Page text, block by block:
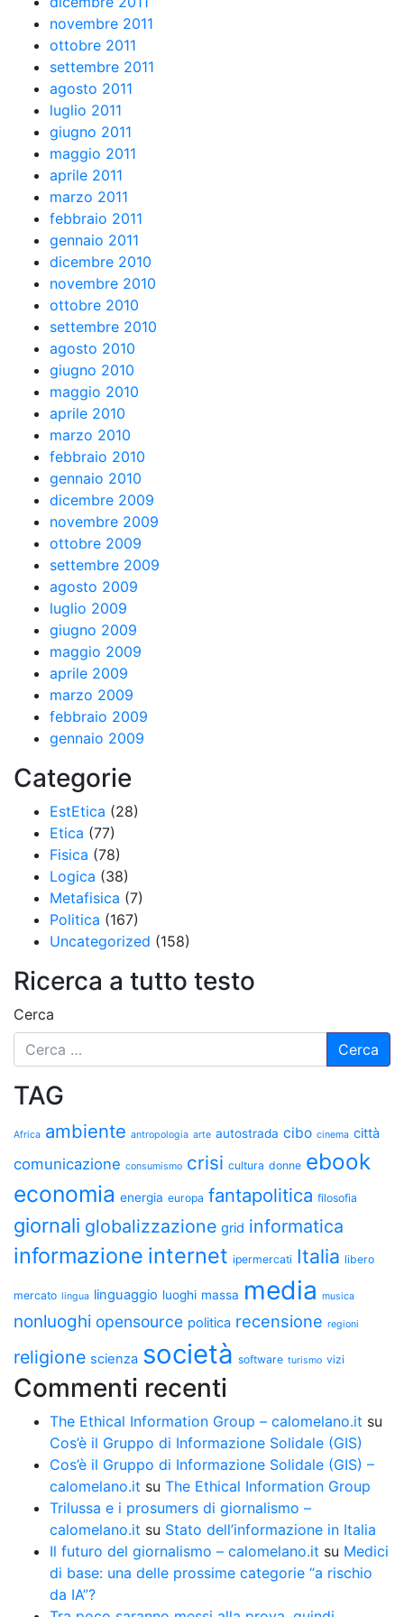
novembre 2011
ottobre 2011
settembre 2011
agosto 2011
luglio 2011
giugno 2011
maggio 2011
aprile 2011
marzo 2011
febbraio 2011
gennaio 2011
dicembre 2010
novembre 2010
ottobre 2010
settembre 2010
agosto 2010
giugno 2010
maggio 2010
aprile 2010
marzo 2010
febbraio 2010
gennaio 2010
dicembre 2009
novembre 2009
ottobre 2009
settembre 2009
agosto 2009
luglio 2009
giugno 2009
maggio 2009
aprile 2009
marzo 2009
febbraio 2009
gennaio 2009
Categorie
EstEtica (28)
Etica (77)
Fisica (78)
Logica (38)
Metafisica (7)
Politica (167)
Uncategorized (158)
Ricerca a tutto testo
Cerca
TAG
Africa ambiente antropologia arte autostrada cibo cinema città
comunicazione consumismo crisi cultura donne ebook
economia energia europa fantapolitica filosofia
giornali globalizzazione grid informatica
informazione internet ipermercati Italia libero
mercato lingua linguaggio luoghi massa media musica
nonluoghi opensource politica recensione regioni
religione scienza società software turismo vizi
Commenti recenti
The Ethical Information Group – calomelano.it su
Cos’è il Gruppo di Informazione Solidale (GIS)
Cos’è il Gruppo di Informazione Solidale (GIS) –
calomelano.it su The Ethical Information Group
Trilussa e i prosumers di giornalismo –
calomelano.it su Stato dell’informazione in Italia
Il futuro del giornalismo – calomelano.it su Medici
di base: una delle prossime categorie “a rischio
da IA”?